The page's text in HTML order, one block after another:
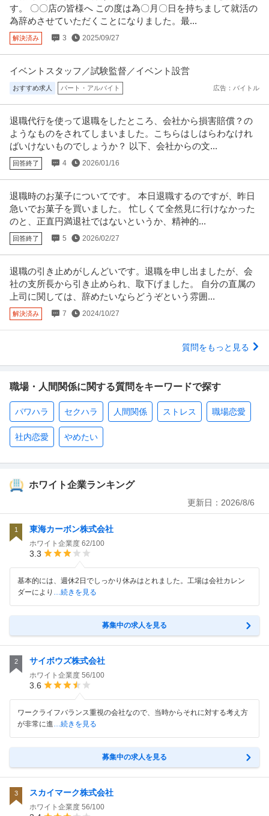
す。 〇〇店の皆様へ この度は為〇月〇日を持ちまして就活の
為辞めさせていただくことになりました。最...
解決済み 3 2025/09/27
イベントスタッフ／試験監督／イベント設営
おすすめ求人 パート・アルバイト 広告：バイトル
退職代行を使って退職をしたところ、会社から損害賠償？の
ようなものをされてしまいました。こちらはしはらわなけれ
ばいけないものでしょうか？ 以下、会社からの文...
回答終了 4 2026/01/16
退職時のお菓子についてです。 本日退職するのですが、昨日
急いでお菓子を買いました。 忙しくて全然見に行けなかった
のと、正直円満退社ではないというか、精神的...
回答終了 5 2026/02/27
退職の引き止めがしんどいです。退職を申し出ましたが、会
社の支所長から引き止められ、取下げました。 自分の直属の
上司に関しては、辞めたいならどうぞという雰囲...
解決済み 7 2024/10/27
質問をもっと見る
職場・人間関係に関する質問をキーワードで探す
パワハラ セクハラ 人間関係 ストレス 職場恋愛
社内恋愛 やめたい
ホワイト企業ランキング
更新日： 2026/8/6
1 東海カーボン株式会社
ホワイト企業度 62/100
3.3
基本的には、週休2日でしっかり休みはとれました。工場は会社カレン
ダーにより …続きを見る
募集中の求人を見る
2 サイボウズ株式会社
ホワイト企業度 56/100
3.6
ワークライフバランス重視の会社なので、当時からそれに対する考え方
が非常に進…続きを見る
募集中の求人を見る
3 スカイマーク株式会社
ホワイト企業度 56/100